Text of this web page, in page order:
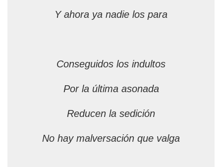
Y ahora ya nadie los para
Conseguidos los indultos
Por la última asonada
Reducen la sedición
No hay malversación que valga